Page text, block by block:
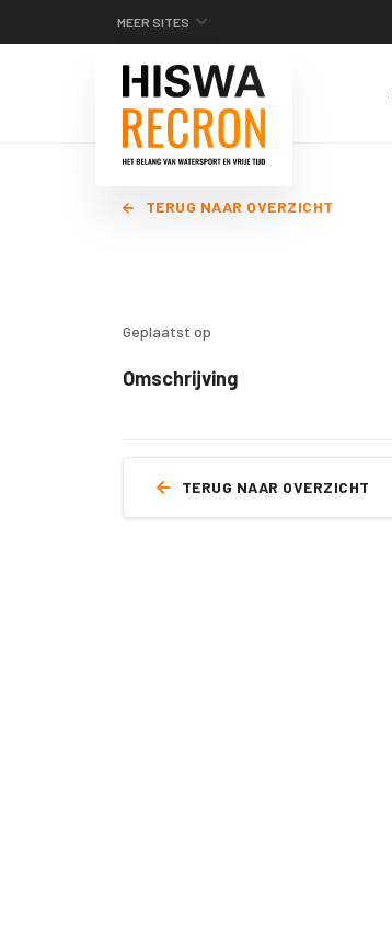
MEER SITES
TERUG NAAR OVERZICHT
Geplaatst op
Omschrijving
TERUG NAAR OVERZICHT